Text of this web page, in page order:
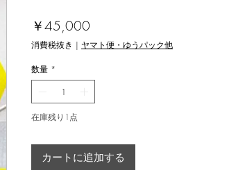
￥45,000
格
消費税抜き | ヤマト便・ゆうパック他
数量 *
在庫残り1点
カートに追加する